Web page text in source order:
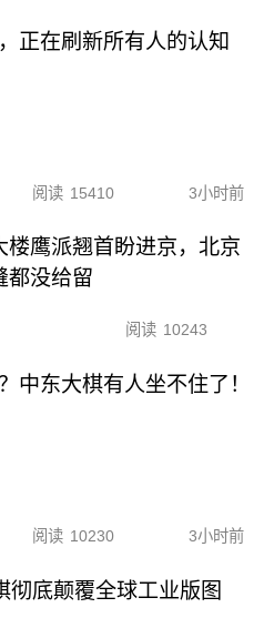
正在刷新所有人的认知
阅读 15410 3小时前
楼鹰派翘首盼进京，北京
都没给留
阅读 10243
中东大棋有人坐不住了！
阅读 10230 3小时前
彻底颠覆全球工业版图